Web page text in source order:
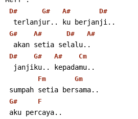
D# G# A# D#
  terlanjur.. ku berjanji..
G# A# D# A#
  akan setia selalu..
D# G# A# Cm
  janjiku.. kepadamu..
Fm Gm
sumpah setia bersama..
G# F
aku percaya..